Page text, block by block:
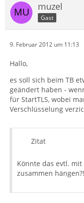
muzel
Gast
9. Februar 2012 um 11:13
Hallo,
es soll sich beim TB
geändert haben -
für StartTLS, wobei
Verschlüsselung
Zitat
Könnte das evtl. mit
zusammen